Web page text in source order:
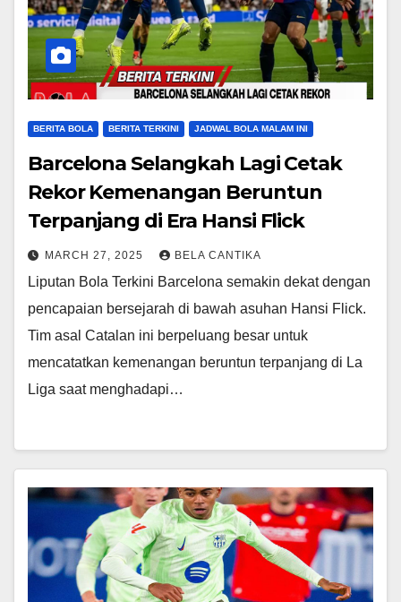
BERITA BOLA BERITA TERKINI JADWAL BOLA MALAM INI
Barcelona Selangkah Lagi Cetak
Rekor Kemenangan Beruntun
Terpanjang di Era Hansi Flick
MARCH 27, 2025 BELA CANTIKA
Liputan Bola Terkini Barcelona semakin dekat dengan
pencapaian bersejarah di bawah asuhan Hansi Flick.
Tim asal Catalan ini berpeluang besar untuk
mencatatkan kemenangan beruntun terpanjang di La
Liga saat menghadapi…